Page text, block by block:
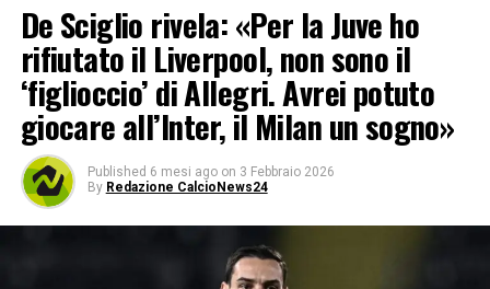
De Sciglio rivela: «Per la Juve ho
rifiutato il Liverpool, non sono il
‘figlioccio’ di Allegri. Avrei potuto
giocare all’Inter, il Milan un sogno»
Published 6 mesi ago on 3 Febbraio 2026
By Redazione CalcioNews24